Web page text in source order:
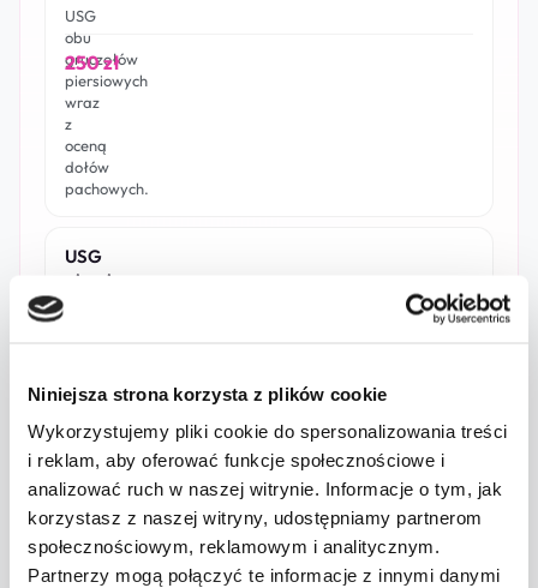
Niniejsza strona korzysta z plików cookie
Wykorzystujemy pliki cookie do spersonalizowania treści
i reklam, aby oferować funkcje społecznościowe i
analizować ruch w naszej witrynie. Informacje o tym, jak
korzystasz z naszej witryny, udostępniamy partnerom
społecznościowym, reklamowym i analitycznym.
Partnerzy mogą połączyć te informacje z innymi danymi
USG
obu
gruczołów
piersiowych
wraz
z
oceną
dołów
pachowych.
250 zł
USG
piersi
gruczołów
piersiowych
wraz
z
oceną
pachowych.
250 zł